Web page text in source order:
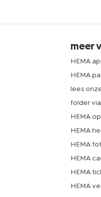
meer
HEMA
HEMA
lees
folder
HEMA
HEMA
HEMA
HEMA
HEMA
HEMA